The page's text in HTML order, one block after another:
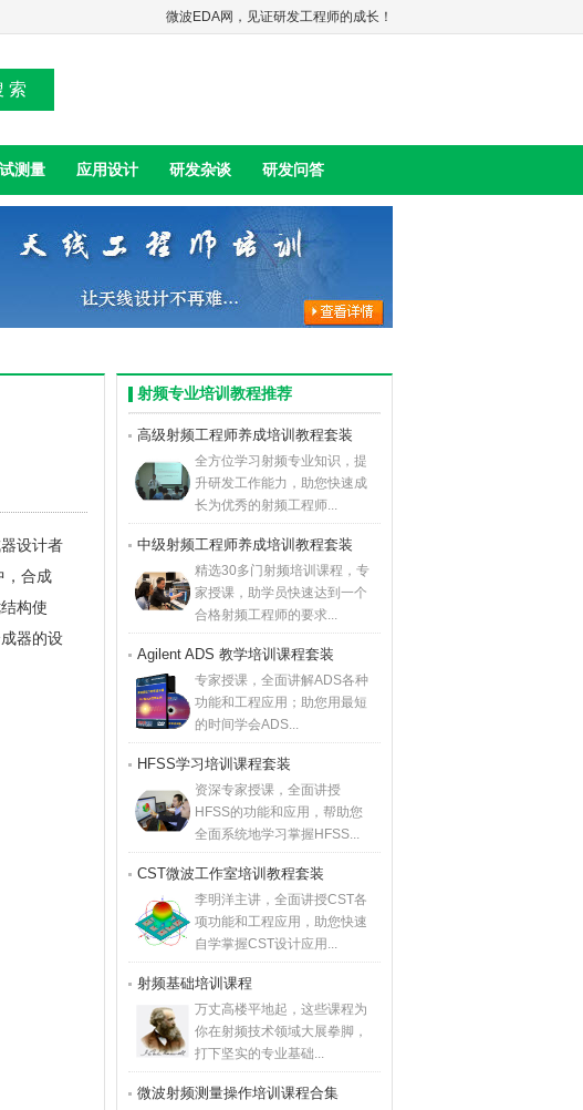
微波EDA网，见证研发工程师的成长！
索
测量 应用设计 研发杂谈 研发问答
设计者
，合成
构使
器的设
射频专业培训教程推荐
高级射频工程师养成培训教程套装
全方位学习射频专业知识，提
升研发工作能力，助您快速成
长为优秀的射频工程师...
中级射频工程师养成培训教程套装
精选30多门射频培训课程，专
家授课，助学员快速达到一个
合格射频工程师的要求...
Agilent ADS 教学培训课程套装
专家授课，全面讲解ADS各种
功能和工程应用；助您用最短
的时间学会ADS...
HFSS学习培训课程套装
资深专家授课，全面讲授
HFSS的功能和应用，帮助您
全面系统地学习掌握HFSS...
CST微波工作室培训教程套装
李明洋主讲，全面讲授CST各
项功能和工程应用，助您快速
自学掌握CST设计应用...
射频基础培训课程
万丈高楼平地起，这些课程为
你在射频技术领域大展拳脚，
打下坚实的专业基础...
微波射频测量操作培训课程合集